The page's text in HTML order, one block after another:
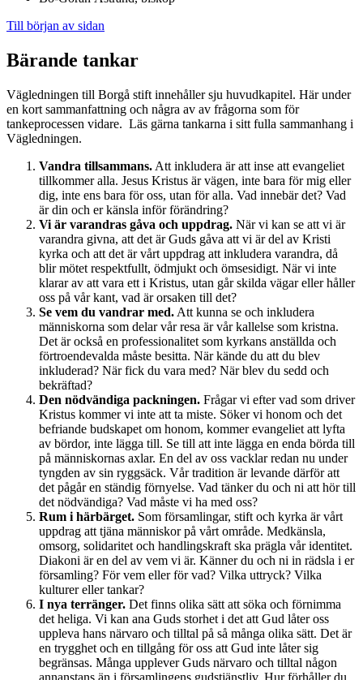
Till början av sidan
Bärande tankar
Vägledningen till Borgå stift innehåller sju huvudkapitel. Här under
en kort sammanfattning och några av av frågorna som för
tankeprocessen vidare. Läs gärna tankarna i sitt fulla sammanhang i
Vägledningen.
Vandra tillsammans. Att inkludera är att inse att evangeliet
tillkommer alla. Jesus Kristus är vägen, inte bara för mig eller
dig, inte ens bara för oss, utan för alla. Vad innebär det? Vad
är din och er känsla inför förändring?
Vi är varandras gåva och uppdrag. När vi kan se att vi är
varandra givna, att det är Guds gåva att vi är del av Kristi
kyrka och att det är vårt uppdrag att inkludera varandra, då
blir mötet respektfullt, ödmjukt och ömsesidigt. När vi inte
klarar av att vara ett i Kristus, utan går skilda vägar eller håller
oss på vår kant, vad är orsaken till det?
Se vem du vandrar med. Att kunna se och inkludera
människorna som delar vår resa är vår kallelse som kristna.
Det är också en professionalitet som kyrkans anställda och
förtroendevalda måste besitta. När kände du att du blev
inkluderad? När fick du vara med? När blev du sedd och
bekräftad?
Den nödvändiga packningen. Frågar vi efter vad som driver
Kristus kommer vi inte att ta miste. Söker vi honom och det
befriande budskapet om honom, kommer evangeliet att lyfta
av bördor, inte lägga till. Se till att inte lägga en enda börda till
på människornas axlar. En del av oss vacklar redan nu under
tyngden av sin ryggsäck. Vår tradition är levande därför att
det pågår en ständig förnyelse. Vad tänker du och ni att hör till
det nödvändiga? Vad måste vi ha med oss?
Rum i härbärget. Som församlingar, stift och kyrka är vårt
uppdrag att tjäna människor på vårt område. Medkänsla,
omsorg, solidaritet och handlingskraft ska prägla vår identitet.
Diakoni är en del av vem vi är. Känner du och ni in rädsla i er
församling? För vem eller för vad? Vilka uttryck? Vilka
kulturer eller tankar?
I nya terränger. Det finns olika sätt att söka och förnimma
det heliga. Vi kan ana Guds storhet i det att Gud låter oss
uppleva hans närvaro och tilltal på så många olika sätt. Det är
en trygghet och en tillgång för oss att Gud inte låter sig
begränsas. Många upplever Guds närvaro och tilltal någon
annanstans än i församlingens gudstjänstliv. Hur förhåller du